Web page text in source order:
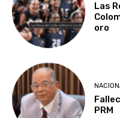
Las
oro
PRM